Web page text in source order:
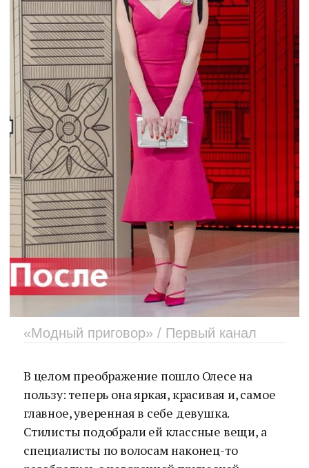
«Модный приговор» / Первый канал
В целом преображение пошло Олесе на
пользу: теперь она яркая, красивая и, самое
главное, уверенная в себе девушка.
Стилисты подобрали ей классные вещи, а
специалисты по волосам наконец-то